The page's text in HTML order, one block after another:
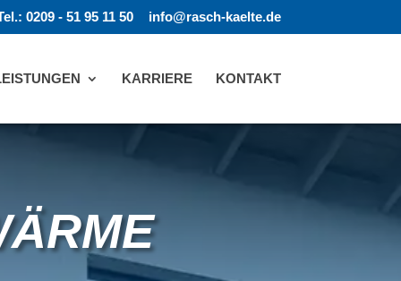
0209 - 51 95 11 50 info@rasch-kaelte.de
KARRIERE KONTAKT